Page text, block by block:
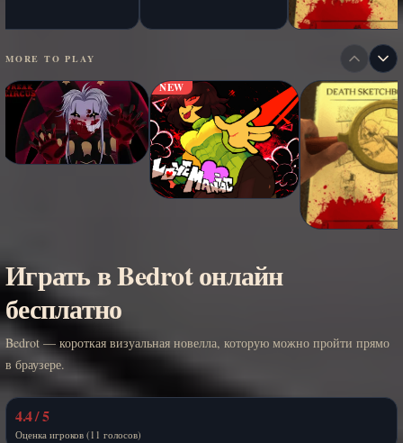
MORE TO PLAY
NEW
Играть в Bedrot онлайн
бесплатно
Bedrot — короткая визуальная новелла, которую можно пройти прямо
в браузере.
4.4 / 5
Оценка игроков (11 голосов)